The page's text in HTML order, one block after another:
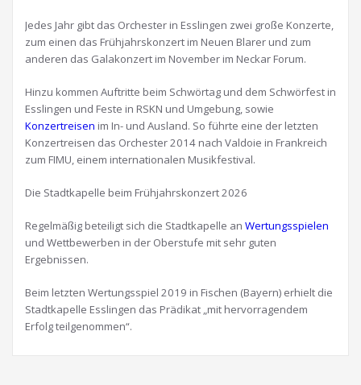
Jedes Jahr gibt das Orchester in Esslingen zwei große Konzerte,
zum einen das Frühjahrskonzert im Neuen Blarer und zum
anderen das Galakonzert im November im Neckar Forum.
Hinzu kommen Auftritte beim Schwörtag und dem Schwörfest in
Esslingen und Feste in RSKN und Umgebung, sowie
Konzertreisen im In- und Ausland. So führte eine der letzten
Konzertreisen das Orchester 2014 nach Valdoie in Frankreich
zum FIMU, einem internationalen Musikfestival.
Die Stadtkapelle beim Frühjahrskonzert 2026
Regelmäßig beteiligt sich die Stadtkapelle an Wertungsspielen
und Wettbewerben in der Oberstufe mit sehr guten
Ergebnissen.
Beim letzten Wertungsspiel 2019 in Fischen (Bayern) erhielt die
Stadtkapelle Esslingen das Prädikat „mit hervorragendem
Erfolg teilgenommen“.